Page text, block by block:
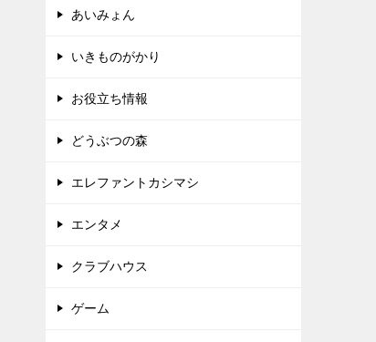
あいみょん
いきものがかり
お役立ち情報
どうぶつの森
エレファントカシマシ
エンタメ
クラブハウス
ゲーム